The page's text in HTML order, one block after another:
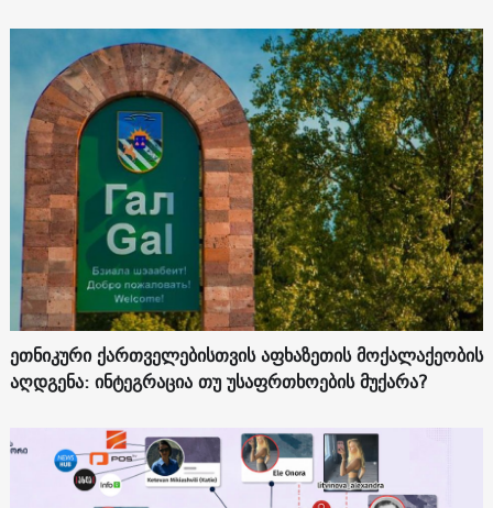
ეთნიკური ქართველებისთვის აფხაზეთის მოქალაქეობის
აღდგენა: ინტეგრაცია თუ უსაფრთხოების მუქარა?